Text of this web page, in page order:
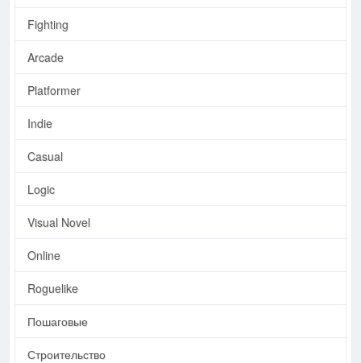
Fighting
Arcade
Platformer
Indie
Casual
Logic
Visual Novel
Online
Roguelike
Пошаговые
Строительство